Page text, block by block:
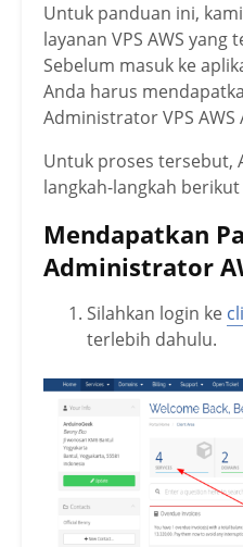
Untuk panduan ini,
layanan VPS AWS yang
Sebelum masuk ke
Anda harus
Administrator VPS
Untuk proses tersebut,
langkah-langkah berikut
Mendapatkan
Administrator
Silahkan login ke
terlebih dahulu.